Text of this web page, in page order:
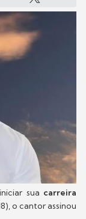
sua carreira
o cantor assinou